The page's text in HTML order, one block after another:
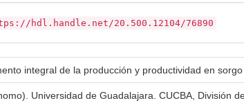
hdl.handle.net/20.500.12104/76890
integral de la producción y productividad en
Universidad de Guadalajara. CUCBA, División